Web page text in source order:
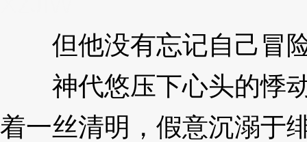
但他没有忘记自己冒
神代悠压下心头的悸动
着一丝清明，假意沉溺于